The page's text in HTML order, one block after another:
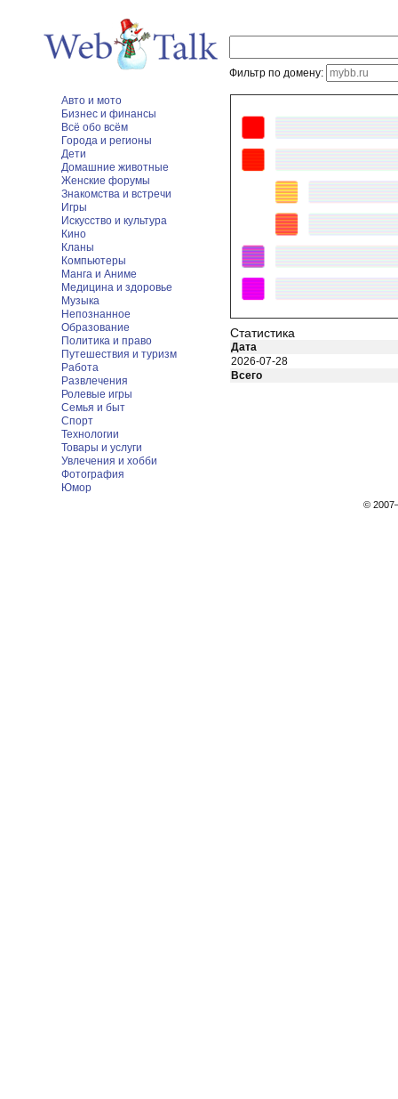
Фильтр по домену:
Авто и мото
Бизнес и финансы
Всё обо всём
Города и регионы
Дети
Домашние животные
Женские форумы
Знакомства и встречи
Игры
Искусство и культура
Кино
Кланы
Компьютеры
Манга и Аниме
Медицина и здоровье
Музыка
Непознанное
Образование
Политика и право
Путешествия и туризм
Работа
Развлечения
Ролевые игры
Семья и быт
Спорт
Технологии
Товары и услуги
Увлечения и хобби
Фотография
Юмор
Статистика
Дата
2026-07-28
Всего
©